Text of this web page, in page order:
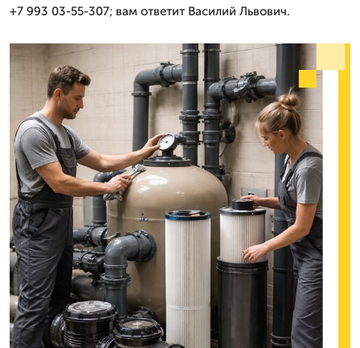
+7 993 03-55-307; вам ответит Василий Львович.